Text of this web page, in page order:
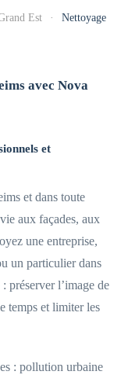
Est
Nettoyage
avec Nova
et
et dans toute
aux façades, aux
une entreprise,
un particulier dans
préserver l’image de
temps et limiter les
: pollution urbaine